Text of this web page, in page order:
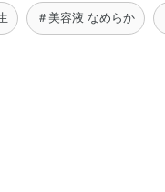
＃美容液 なめらか